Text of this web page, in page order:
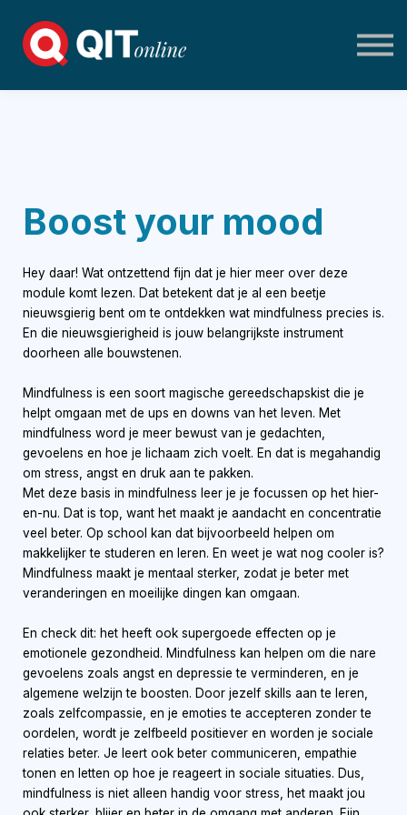
Log in
Boost your mood
Hey daar! Wat ontzettend fijn dat je hier meer over deze
module komt lezen. Dat betekent dat je al een beetje
nieuwsgierig bent om te ontdekken wat mindfulness precies is.
En die nieuwsgierigheid is jouw belangrijkste instrument
doorheen alle bouwstenen.
Mindfulness is een soort magische gereedschapskist die je
helpt omgaan met de ups en downs van het leven. Met
mindfulness word je meer bewust van je gedachten,
gevoelens en hoe je lichaam zich voelt. En dat is megahandig
om stress, angst en druk aan te pakken.
Met deze basis in mindfulness leer je je focussen op het hier-
en-nu. Dat is top, want het maakt je aandacht en concentratie
veel beter. Op school kan dat bijvoorbeeld helpen om
makkelijker te studeren en leren. En weet je wat nog cooler is?
Mindfulness maakt je mentaal sterker, zodat je beter met
veranderingen en moeilijke dingen kan omgaan.
En check dit: het heeft ook supergoede effecten op je
emotionele gezondheid. Mindfulness kan helpen om die nare
gevoelens zoals angst en depressie te verminderen, en je
algemene welzijn te boosten. Door jezelf skills aan te leren,
zoals zelfcompassie, en je emoties te accepteren zonder te
oordelen, wordt je zelfbeeld positiever en worden je sociale
relaties beter. Je leert ook beter communiceren, empathie
tonen en letten op hoe je reageert in sociale situaties. Dus,
mindfulness is niet alleen handig voor stress, het maakt jou